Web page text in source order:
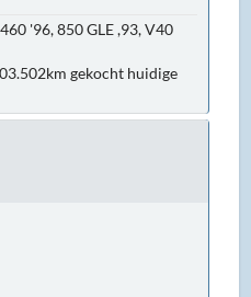
'96, 850 GLE ,93, V40
gekocht huidige